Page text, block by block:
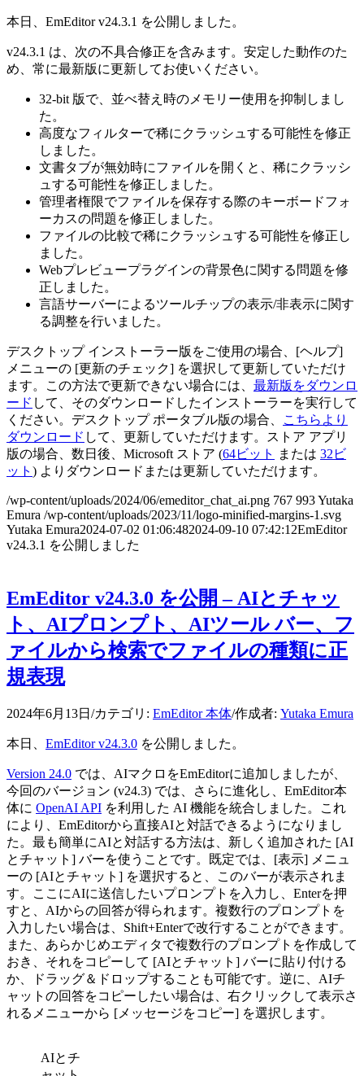
本日、EmEditor v24.3.1 を公開しました。
v24.3.1 は、次の不具合修正を含みます。安定した動作のた
め、常に最新版に更新してお使いください。
32-bit 版で、並べ替え時のメモリー使用を抑制しまし
た。
高度なフィルターで稀にクラッシュする可能性を修正
しました。
文書タブが無効時にファイルを開くと、稀にクラッシ
ュする可能性を修正しました。
管理者権限でファイルを保存する際のキーボードフォ
ーカスの問題を修正しました。
ファイルの比較で稀にクラッシュする可能性を修正し
ました。
Webプレビュープラグインの背景色に関する問題を修
正しました。
言語サーバーによるツールチップの表示/非表示に関す
る調整を行いました。
デスクトップ インストーラー版をご使用の場合、[ヘルプ]
メニューの [更新のチェック] を選択して更新していただけ
ます。この方法で更新できない場合には、 最新版をダウンロ
ード して、そのダウンロードしたインストーラーを実行して
ください。デスクトップ ポータブル版の場合、
こちらより
ダウンロード して、更新していただけます。ストア アプリ
版の場合、数日後、Microsoft ストア (64ビット または 32ビ
ット ) よりダウンロードまたは更新していただけます。
/wp-content/uploads/2024/06/emeditor_chat_ai.png 767 993Yutaka
Emura /wp-content/uploads/2023/11/logo-minified-margins-1.svg
Yutaka Emura2024-07-02 01:06:482024-09-10 07:42:12EmEditor
v24.3.1 を公開しました
EmEditor v24.3.0 を公開 – AIとチャッ
ト、AIプロンプト、AIツール バー、フ
ァイルから検索でファイルの種類に正
規表現
2024年6月13日 /カテゴリ: EmEditor 本体/作成者: Yutaka Emura
本日、 EmEditor v24.3.0 を公開しました。
Version 24.0 では、AIマクロをEmEditorに追加しましたが、
今回のバージョン (v24.3) では、さらに進化し、EmEditor本
体に OpenAI API を利用した AI 機能を統合しました。これ
により、EmEditorから直接AIと対話できるようになりまし
た。最も簡単にAIと対話する方法は、新しく追加された [AI
とチャット] バーを使うことです。既定では、[表示] メニュ
ーの [AIとチャット] を選択すると、このバーが表示されま
す。ここにAIに送信したいプロンプトを入力し、Enterを押
すと、AIからの回答が得られます。複数行のプロンプトを
入力したい場合は、Shift+Enterで改行することができます。
また、あらかじめエディタで複数行のプロンプトを作成して
おき、それをコピーして [AIとチャット] バーに貼り付ける
か、ドラッグ＆ドロップすることも可能です。逆に、AIチ
ャットの回答をコピーしたい場合は、右クリックして表示さ
れるメニューから [メッセージをコピー] を選択します。
AIとチ